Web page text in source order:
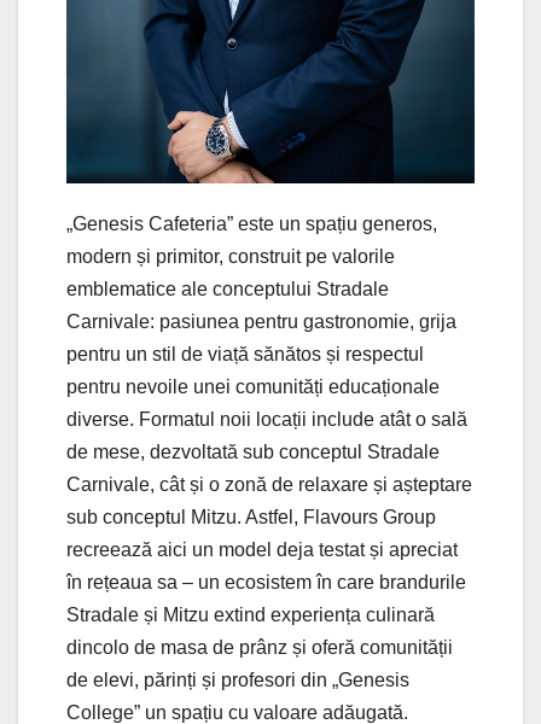
„Genesis Cafeteria” este un spațiu generos,
modern și primitor, construit pe valorile
emblematice ale conceptului Stradale
Carnivale: pasiunea pentru gastronomie, grija
pentru un stil de viață sănătos și respectul
pentru nevoile unei comunități educaționale
diverse. Formatul noii locații include atât o sală
de mese, dezvoltată sub conceptul Stradale
Carnivale, cât și o zonă de relaxare și așteptare
sub conceptul Mitzu. Astfel, Flavours Group
recreează aici un model deja testat și apreciat
în rețeaua sa – un ecosistem în care brandurile
Stradale și Mitzu extind experiența culinară
dincolo de masa de prânz și oferă comunității
de elevi, părinți și profesori din „Genesis
College” un spațiu cu valoare adăugată.